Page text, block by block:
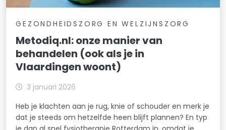
GEZONDHEIDSZORG EN WELZIJNSZORG
Metodiq.nl: onze manier van
behandelen (ook als je in
Vlaardingen woont)
3 januari 2026
Heb je klachten aan je rug, knie of schouder en merk je
dat je steeds om hetzelfde heen blijft plannen? En typ